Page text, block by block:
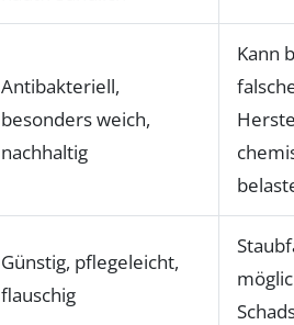
Antibakteriell,
besonders weich,
nachhaltig
Kann
Günstig, pflegeleicht,
flauschig